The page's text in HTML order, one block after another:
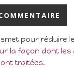
pour réduire
la façon dont les
traitées.